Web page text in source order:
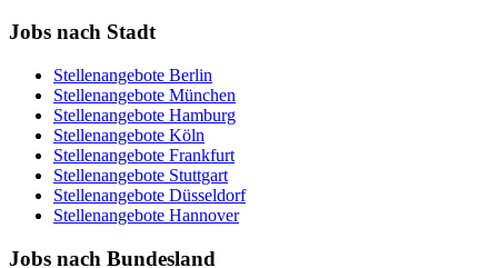
Jobs nach Stadt
Stellenangebote Berlin
Stellenangebote München
Stellenangebote Hamburg
Stellenangebote Köln
Stellenangebote Frankfurt
Stellenangebote Stuttgart
Stellenangebote Düsseldorf
Stellenangebote Hannover
Jobs nach Bundesland